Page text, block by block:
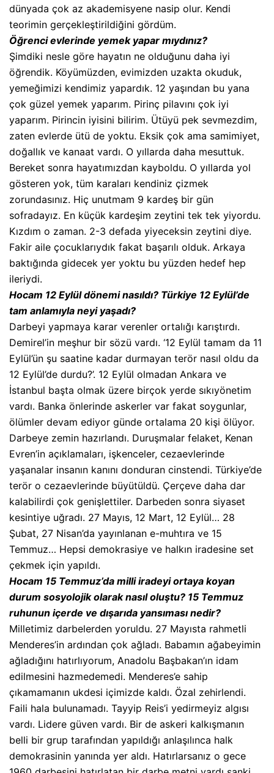
dünyada çok az akademisyene nasip olur. Kendi
teorimin gerçekleştirildiğini gördüm.
Öğrenci evlerinde yemek yapar mıydınız?
Şimdiki nesle göre hayatın ne olduğunu daha iyi
öğrendik. Köyümüzden, evimizden uzakta okuduk,
yemeğimizi kendimiz yapardık. 12 yaşından bu yana
çok güzel yemek yaparım. Pirinç pilavını çok iyi
yaparım. Pirincin iyisini bilirim. Ütüyü pek sevmezdim,
zaten evlerde ütü de yoktu. Eksik çok ama samimiyet,
doğallık ve kanaat vardı. O yıllarda daha mesuttuk.
Bereket sonra hayatımızdan kayboldu. O yıllarda yol
gösteren yok, tüm karaları kendiniz çizmek
zorundasınız. Hiç unutmam 9 kardeş bir gün
sofradayız. En küçük kardeşim zeytini tek tek yiyordu.
Kızdım o zaman. 2-3 defada yiyeceksin zeytini diye.
Fakir aile çocuklarıydık fakat başarılı olduk. Arkaya
baktığında gidecek yer yoktu bu yüzden hedef hep
ileriydi.
Hocam 12 Eylül dönemi nasıldı? Türkiye 12 Eylül’de
tam anlamıyla neyi yaşadı?
Darbeyi yapmaya karar verenler ortalığı karıştırdı.
Demirel’in meşhur bir sözü vardı. ‘12 Eylül tamam da 11
Eylül’ün şu saatine kadar durmayan terör nasıl oldu da
12 Eylül’de durdu?’. 12 Eylül olmadan Ankara ve
İstanbul başta olmak üzere birçok yerde sıkıyönetim
vardı. Banka önlerinde askerler var fakat soygunlar,
ölümler devam ediyor günde ortalama 20 kişi ölüyor.
Darbeye zemin hazırlandı. Duruşmalar felaket, Kenan
Evren’in açıklamaları, işkenceler, cezaevlerinde
yaşanalar insanın kanını donduran cinstendi. Türkiye’de
terör o cezaevlerinde büyütüldü. Çerçeve daha dar
kalabilirdi çok genişlettiler. Darbeden sonra siyaset
kesintiye uğradı. 27 Mayıs, 12 Mart, 12 Eylül… 28
Şubat, 27 Nisan’da yayınlanan e-muhtıra ve 15
Temmuz… Hepsi demokrasiye ve halkın iradesine set
çekmek için yapıldı.
Hocam 15 Temmuz’da milli iradeyi ortaya koyan
durum sosyolojik olarak nasıl oluştu? 15 Temmuz
ruhunun içerde ve dışarıda yansıması nedir?
Milletimiz darbelerden yoruldu. 27 Mayısta rahmetli
Menderes’in ardından çok ağladı. Babamın ağabeyimin
ağladığını hatırlıyorum, Anadolu Başbakan’ın idam
edilmesini hazmedemedi. Menderes’e sahip
çıkamamanın ukdesi içimizde kaldı. Özal zehirlendi.
Faili hala bulunamadı. Tayyip Reis’i yedirmeyiz algısı
vardı. Lidere güven vardı. Bir de askeri kalkışmanın
belli bir grup tarafından yapıldığı anlaşılınca halk
demokrasinin yanında yer aldı. Hatırlarsanız o gece